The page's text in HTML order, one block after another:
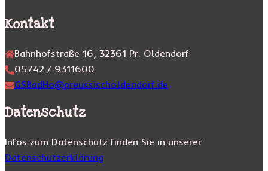
Kontakt
Bahnhofstraße 16, 32361 Pr. Oldendorf
05742 / 9311600
GSBadHo@preussischoldendorf.de
Datenschutz
Infos zum Datenschutz finden Sie in unserer
Datenschutzerklärung